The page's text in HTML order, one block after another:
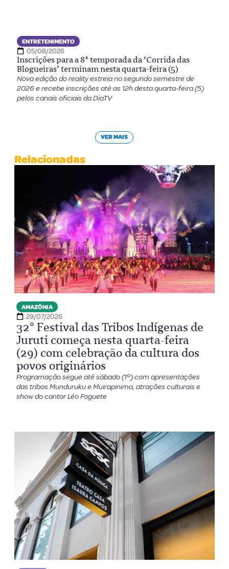
ENTRETENIMENTO
05/08/2026
Inscrições para a 8ª temporada da ‘Corrida das
Blogueiras’ terminam nesta quarta-feira (5)
Nova edição do reality estreia no segundo semestre de
2026 e recebe inscrições até as 12h desta quarta-feira (5)
pelos canais oficiais da DiaTV
VER MAIS
Relacionadas
AMAZÔNIA
29/07/2026
32º Festival das Tribos Indígenas de
Juruti começa nesta quarta-feira
(29) com celebração da cultura dos
povos originários
Programação segue até sábado (1º) com apresentações
das tribos Munduruku e Muirapinima, atrações culturais e
show do cantor Léo Foguete